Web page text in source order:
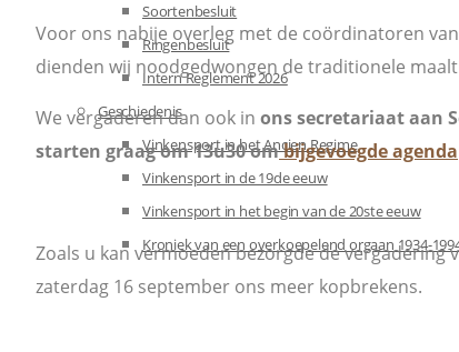
Soortenbesluit
Ringenbesluit
Intern Reglement 2026
Geschiedenis
Vinkensport in het Ancien Regime
Vinkensport in de 19de eeuw
Vinkensport in het begin van de 20ste eeuw
Kroniek van een overkoepelend orgaan 1934-
Voor ons nabije overleg met de coördinatoren van
dienden wij noodgedwongen de traditionele
We vergaderen dan ook in ons secretariaat aan
starten graag om 13u30 ombijgevoegde agenda
Zoals u kan vermoeden bezorgde de vergadering
zaterdag 16 september ons meer kopbrekens.